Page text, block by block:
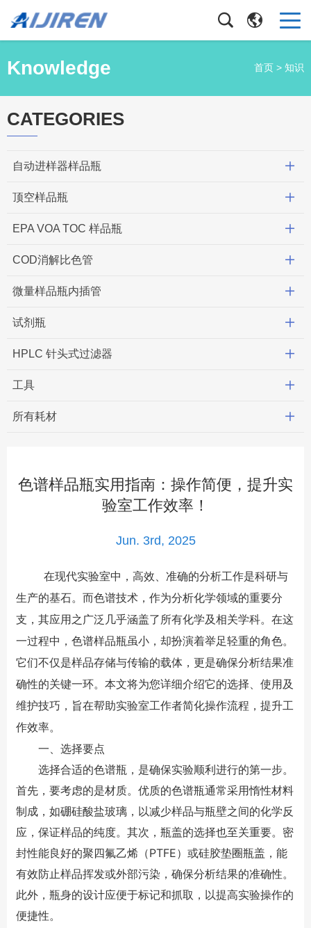
Knowledge 首页 > 知识
CATEGORIES
自动进样器样品瓶
顶空样品瓶
EPA VOA TOC 样品瓶
COD消解比色管
微量样品瓶内插管
试剂瓶
HPLC 针头式过滤器
工具
所有耗材
色谱样品瓶实用指南：操作简便，提升实
验室工作效率！
Jun. 3rd, 2025
在现代实验室中，高效、准确的分析工作是科研与
生产的基石。而色谱技术，作为分析化学领域的重要分
支，其应用之广泛几乎涵盖了所有化学及相关学科。在这
一过程中，色谱样品瓶虽小，却扮演着举足轻重的角色。
它们不仅是样品存储与传输的载体，更是确保分析结果准
确性的关键一环。本文将为您详细介绍它的选择、使用及
维护技巧，旨在帮助实验室工作者简化操作流程，提升工
作效率。
一、选择要点
选择合适的色谱瓶，是确保实验顺利进行的第一步。
首先，要考虑的是材质。优质的色谱瓶通常采用惰性材料
制成，如硼硅酸盐玻璃，以减少样品与瓶壁之间的化学反
应，保证样品的纯度。其次，瓶盖的选择也至关重要。密
封性能良好的聚四氟乙烯（PTFE）或硅胶垫圈瓶盖，能
有效防止样品挥发或外部污染，确保分析结果的准确性。
此外，瓶身的设计应便于标记和抓取，以提高实验操作的
便捷性。